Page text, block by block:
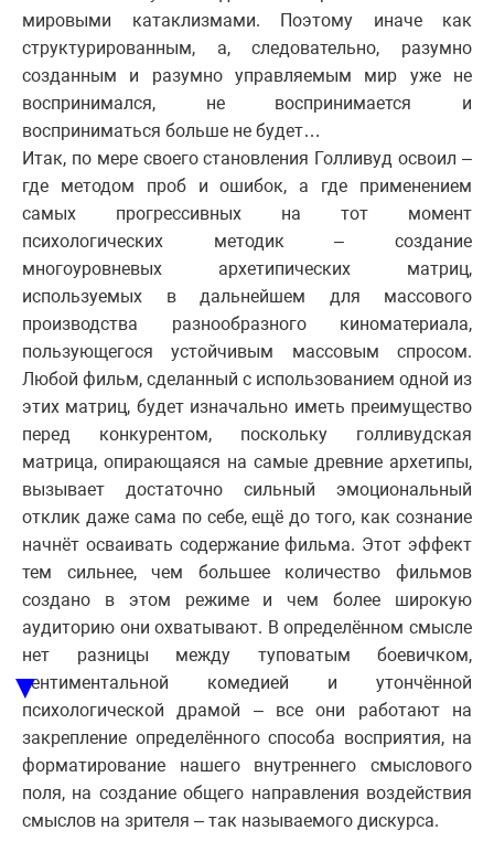
мировыми катаклизмами. Поэтому иначе как
структурированным, а, следовательно, разумно
созданным и разумно управляемым мир уже не
воспринимался, не воспринимается и
восприниматься больше не будет…
Итак, по мере своего становления Голливуд освоил –
где методом проб и ошибок, а где применением
самых прогрессивных на тот момент
психологических методик – создание
многоуровневых архетипических матриц,
используемых в дальнейшем для массового
производства разнообразного киноматериала,
пользующегося устойчивым массовым спросом.
Любой фильм, сделанный с использованием одной из
этих матриц, будет изначально иметь преимущество
перед конкурентом, поскольку голливудская
матрица, опирающаяся на самые древние архетипы,
вызывает достаточно сильный эмоциональный
отклик даже сама по себе, ещё до того, как сознание
начнёт осваивать содержание фильма. Этот эффект
тем сильнее, чем большее количество фильмов
создано в этом режиме и чем более широкую
аудиторию они охватывают. В определённом смысле
нет разницы между туповатым боевичком,
сентиментальной комедией и утончённой
психологической драмой – все они работают на
закрепление определённого способа восприятия, на
форматирование нашего внутреннего смыслового
поля, на создание общего направления воздействия
смыслов на зрителя – так называемого дискурса.
▼